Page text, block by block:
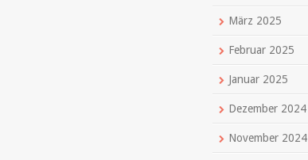
März 2025
Februar 2025
Januar 2025
Dezember 2024
November 2024